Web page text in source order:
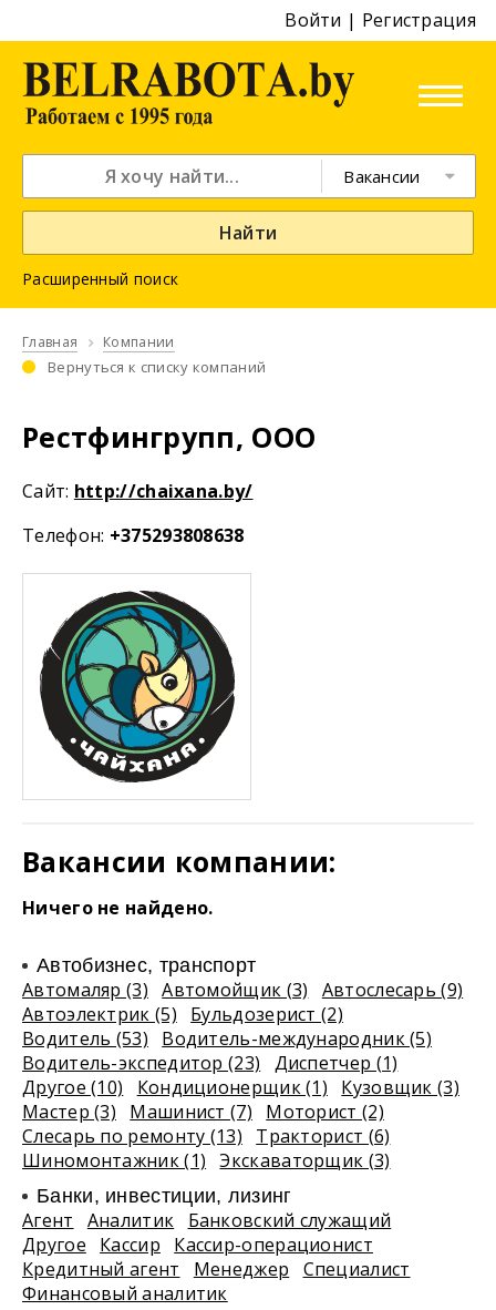
Войти | Регистрация
Вакансии
Найти
Расширенный поиск
Главная Компании
Вернуться к списку компаний
Рестфингрупп, ООО
Cайт: http://chaixana.by/
Телефон: +375293808638
Вакансии компании:
Ничего не найдено.
Автобизнес, транспорт
Автомаляр (3) Автомойщик (3)
Автослесарь (9)
Автоэлектрик (5)
Бульдозерист (2)
Водитель (53)
Водитель-международник (5)
Водитель-экспедитор (23)
Диспетчер (1)
Другое (10)
Кондиционерщик (1)
Кузовщик (3)
Мастер (3)
Машинист (7)
Моторист (2)
Слесарь по ремонту (13)
Тракторист (6)
Шиномонтажник (1)
Экскаваторщик (3)
Банки, инвестиции, лизинг
Агент Аналитик
Банковский служащий
Другое
Кассир
Кассир-операционист
Кредитный агент
Менеджер
Специалист
Финансовый аналитик